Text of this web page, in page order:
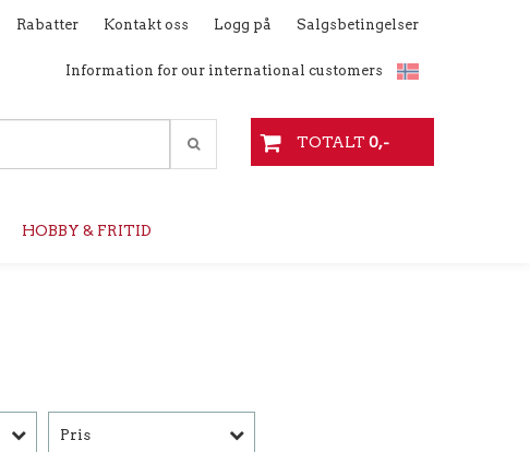
Rabatter Kontakt oss Logg på Salgsbetingelser
Information for our international customers
TOTALT 0,-
HOBBY & FRITID
Pris